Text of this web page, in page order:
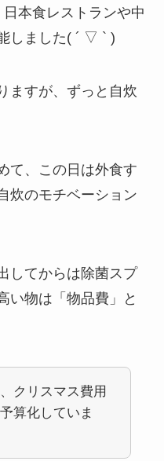
本食レストランや中
しました( ´ ▽ ` )
ますが、ずっと自炊
て、この日は外食す
炊のモチベーション
してからは除菌スプ
い物は「物品費」と
クリスマス費用
算化していま